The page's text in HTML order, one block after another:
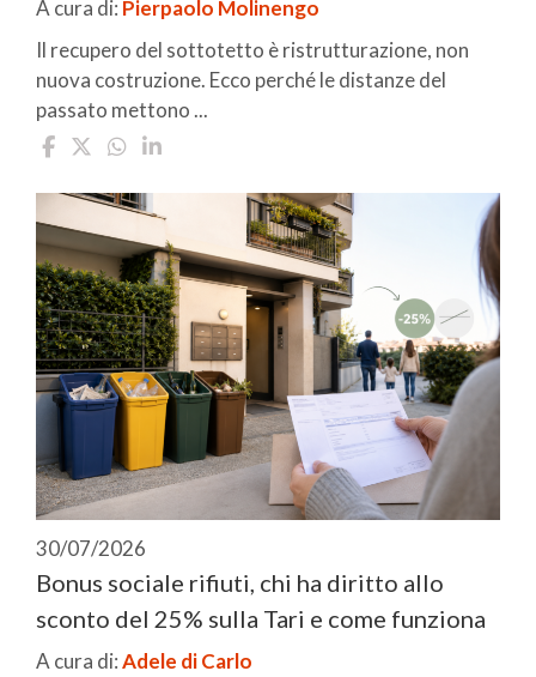
A cura di: Pierpaolo Molinengo
Il recupero del sottotetto è ristrutturazione, non
nuova costruzione. Ecco perché le distanze del
passato mettono ...
30/07/2026
Bonus sociale rifiuti, chi ha diritto allo
sconto del 25% sulla Tari e come funziona
A cura di:Adele di Carlo